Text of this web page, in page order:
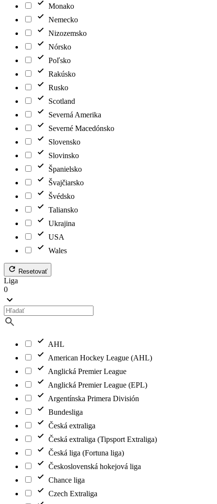
Monako
Nemecko
Nizozemsko
Nórsko
Poľsko
Rakúsko
Rusko
Scotland
Severná Amerika
Severné Macedónsko
Slovensko
Slovinsko
Španielsko
Švajčiarsko
Švédsko
Taliansko
Ukrajina
USA
Wales
Resetovať
Liga
0
AHL
American Hockey League (AHL)
Anglická Premier League
Anglická Premier League (EPL)
Argentínska Primera División
Bundesliga
Česká extraliga
Česká extraliga (Tipsport Extraliga)
Česká liga (Fortuna liga)
Československá hokejová liga
Chance liga
Czech Extraliga